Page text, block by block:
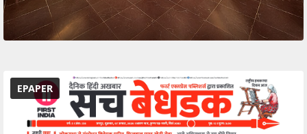
EPAPER